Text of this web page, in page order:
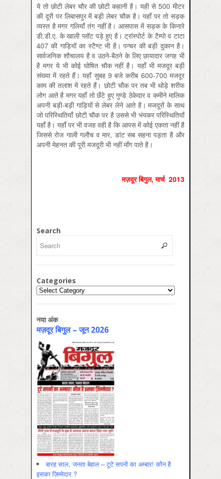
ये तो छोटी लेबर चौर की छोटी कहानी है। यही से 500 मीटर
की दूरी पर लिबासपुर में बड़ी लेबर चौक है। यहाँ पर तो सड़क
व्यस्त है मगर गलियाँ तंग नहीं है। आसपास में सड़क के किनारे
डी.डी.ए. के खाली प्लॉट पड़े हुए है। ट्रांस्पोर्ट के टैम्पो व टाटा
407 की गाड़ियों का स्टैण्ट भी है। पन्चर की बड़ी दुकान है।
सार्वजनिक शौचालय है व उठने-बैठने के लिए छायादार जगह भी
है मगर ये भी कोई घोषित चौक नहीं है। यहाँ भी मजदूर बड़ी
संख्या में रहते हैं। यहाँ सुबह 9 बजे करीब 600-700 मजदूर
काम की तलाश में रहते हैं। छोटी चौक पर तब भी थोड़े शरीफ
लोग आते है मगर यहाँ तो छँटे हुए गुण्डे ठेकेदार व कमीने मालिक
अपनी बड़ी-बड़ी गाड़ियों से लेबर लेने आते है। मजदूरों के साथ
जो परिस्थितियाँ छोटी चौक पर है उससे भी भंयकर परिस्थितियाँ
यहाँ है। यहाँ पर भी वजह वही है कि आपस में कोई एकता नहीं है
जिससे रोज गाली गलौच व मार, डांट सब सहना पड़ता है और
अपनी मेहनत की पूरी मजदूरी भी नहीं माँग पाते है।
मज़दूर बिगुल,मार्च 2013
Search
Categories
Categories
नया अंक
मज़दूर बिगुल – जून 2026
बारह साल, जनता बेहाल – टूटे सपनों का अम्बार! कौन है
इसका ज़िम्मेदार ?